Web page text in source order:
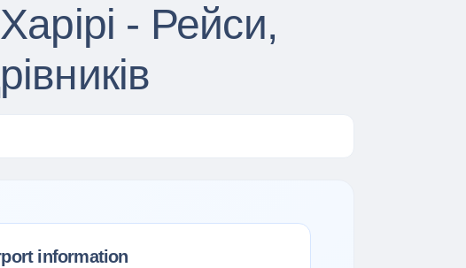
- Рейси,
information